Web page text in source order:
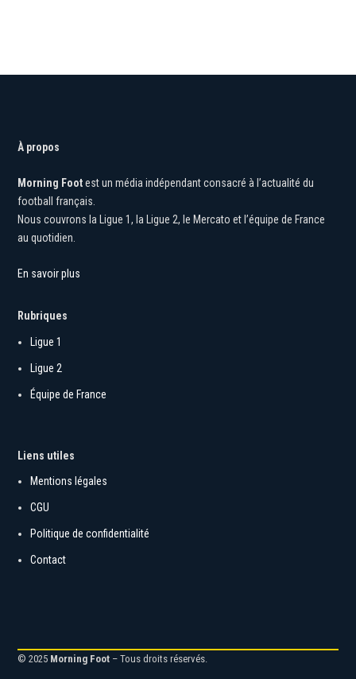
À propos
Morning Foot
est un média indépendant consacré à l’actualité du
football français.
Nous couvrons la Ligue 1, la Ligue 2, le Mercato et l’équipe de France
au quotidien.
En savoir plus
Rubriques
Ligue 1
Ligue 2
Équipe de France
Mentions légales
Politique de confidentialité
Morning Foot